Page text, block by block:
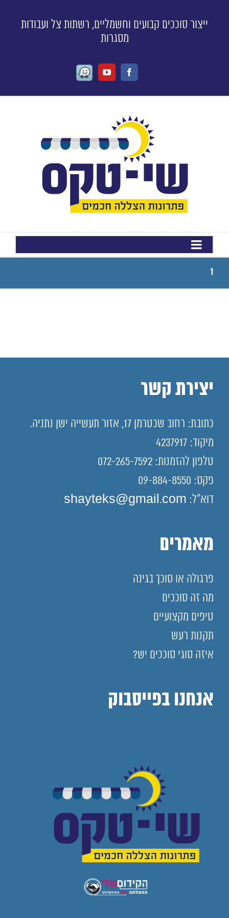
ייצור סוככים קבועים וחשמליים, רשתות צל ועבודות
מסגרות
Facebook
Youtube
Waze
1
יצירת קשר
כתובת: רחוב שכטרמן 17, אזור תעשייה ישן נתניה.
מיקוד: 4237917
טלפון להזמנות: 072-265-7592
פקס: 09-884-8550
דוא"ל: shayteks@gmail.com
מאמרים
פרגולה או סוכך בגינה
מה זה סוככים
טיפים מקצועיים
תקנות רעש
איזה סוגי סוככים יש?
אנחנו בפייסבוק